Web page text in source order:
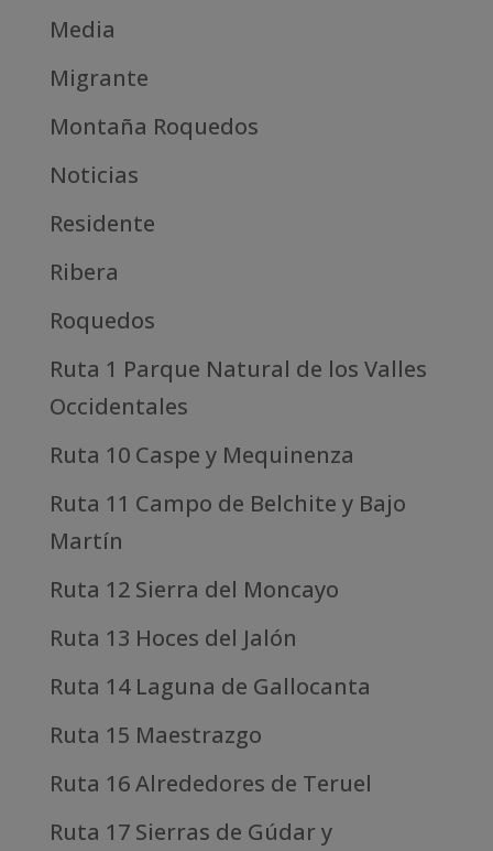
Media
Migrante
Montaña Roquedos
Noticias
Residente
Ribera
Roquedos
Ruta 1 Parque Natural de los Valles
Occidentales
Ruta 10 Caspe y Mequinenza
Ruta 11 Campo de Belchite y Bajo
Martín
Ruta 12 Sierra del Moncayo
Ruta 13 Hoces del Jalón
Ruta 14 Laguna de Gallocanta
Ruta 15 Maestrazgo
Ruta 16 Alrededores de Teruel
Ruta 17 Sierras de Gúdar y